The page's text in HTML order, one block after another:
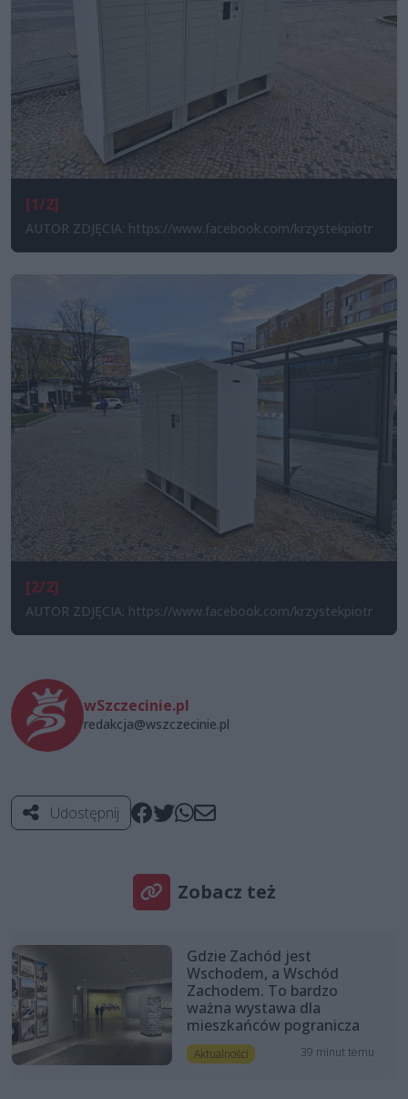
[1/2]
AUTOR ZDJĘCIA: https://www.facebook.com/krzystekpiotr
[2/2]
AUTOR ZDJĘCIA: https://www.facebook.com/krzystekpiotr
wSzczecinie.pl
redakcja@wszczecinie.pl
Udostępnij
Zobacz też
Gdzie Zachód jest
Wschodem, a Wschód
Zachodem. To bardzo
ważna wystawa dla
mieszkańców pogranicza
Aktualności 39 minut temu